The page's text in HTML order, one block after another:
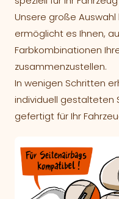
Unsere große
ermöglicht es Ihnen,
Farbkombinationen
zusammenzustellen.
In wenigen Schritten
individuell gestalteten
gefertigt für Ihr